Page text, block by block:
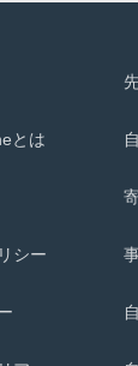
とは
シー